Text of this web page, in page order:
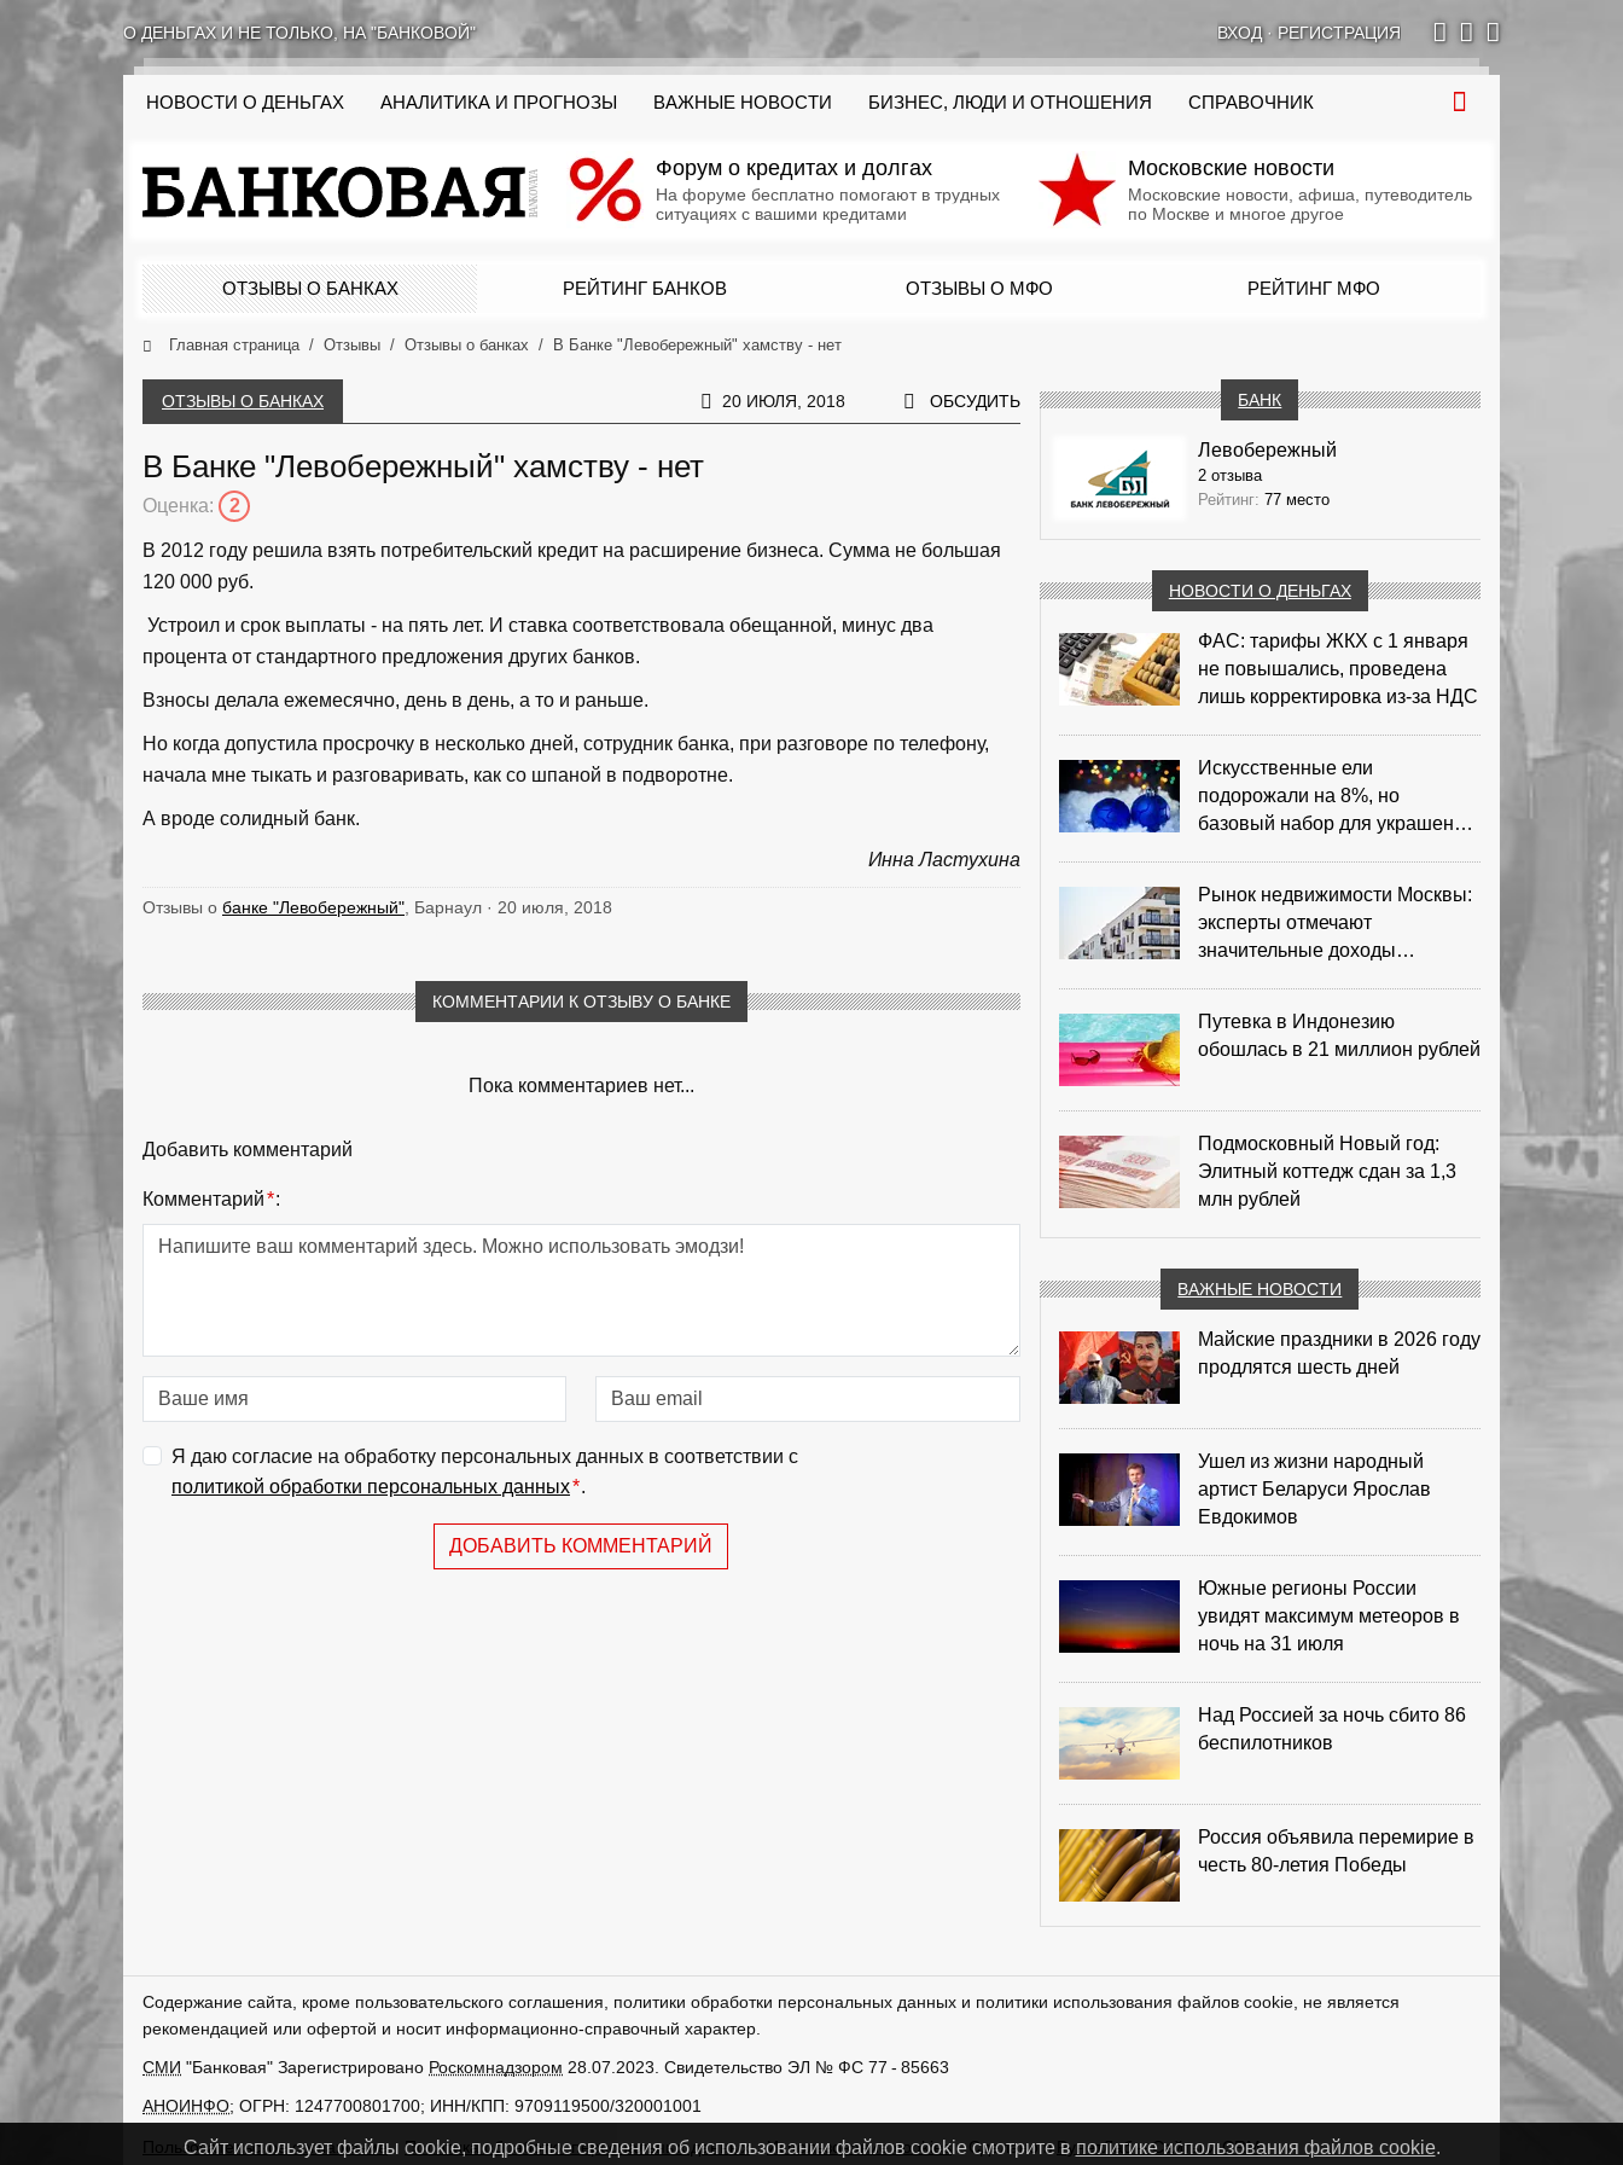
О ДЕНЬГАХ И НЕ ТОЛЬКО, НА "БАНКОВОЙ" ВХОД· РЕГИСТРАЦИЯ
НОВОСТИ О ДЕНЬГАХ АНАЛИТИКА И ПРОГНОЗЫ ВАЖНЫЕ НОВОСТИ БИЗНЕС, ЛЮДИ И ОТНОШЕНИЯ СПРАВОЧНИК
Форум о кредитах и долгах
На форуме бесплатно помогают в трудных
ситуациях с вашими кредитами
Московские новости
Московские новости, афиша, путеводитель
по Москве и многое другое
ОТЗЫВЫ О БАНКАХ РЕЙТИНГ БАНКОВ ОТЗЫВЫ О МФО РЕЙТИНГ МФО
Главная страница Отзывы Отзывы о банках В Банке "Левобережный" хамству - нет
ОТЗЫВЫ О БАНКАХ 20 ИЮЛЯ, 2018 ОБСУДИТЬ
В Банке "Левобережный" хамству - нет
Оценка: 2
В 2012 году решила взять потребительский кредит на расширение бизнеса. Сумма не большая
120 000 руб.
Устроил и срок выплаты - на пять лет. И ставка соответствовала обещанной, минус два
процента от стандартного предложения других банков.
Взносы делала ежемесячно, день в день, а то и раньше.
Но когда допустила просрочку в несколько дней, сотрудник банка, при разговоре по телефону,
начала мне тыкать и разговаривать, как со шпаной в подворотне.
А вроде солидный банк.
Инна Ластухина
Отзывы о банке "Левобережный" , Барнаул · 20 июля, 2018
КОММЕНТАРИИ К ОТЗЫВУ О БАНКЕ
Пока комментариев нет...
Добавить комментарий
Комментарий*:
Я даю согласие на обработку персональных данных в соответствии с
политикой обработки персональных данных*.
ДОБАВИТЬ КОММЕНТАРИЙ
БАНК
Левобережный
2 отзыва
Рейтинг: 77 место
НОВОСТИ О ДЕНЬГАХ
ФАС: тарифы ЖКХ с 1 января
не повышались, проведена
лишь корректировка из‑за НДС
Искусственные ели
подорожали на 8%, но
базовый набор для украшения
Рынок недвижимости Москвы:
эксперты отмечают
значительные доходы
Путевка в Индонезию
обошлась в 21 миллион рублей
Подмосковный Новый год:
Элитный коттедж сдан за 1,3
млн рублей
ВАЖНЫЕ НОВОСТИ
Майские праздники в 2026 году
продлятся шесть дней
Ушел из жизни народный
артист Беларуси Ярослав
Евдокимов
Южные регионы России
увидят максимум метеоров в
ночь на 31 июля
Над Россией за ночь сбито 86
беспилотников
Россия объявила перемирие в
честь 80-летия Победы
Содержание сайта, кроме пользовательского соглашения, политики обработки персональных данных и политики использования файлов cookie, не является
рекомендацией или офертой и носит информационно-справочный характер.
СМИ "Банковая" Зарегистрировано Роскомнадзором 28.07.2023. Свидетельство ЭЛ № ФС 77 - 85663
АНОИНФО; ОГРН: 1247700801700; ИНН/КПП: 9709119500/320001001
Пользовательское соглашение Политика обработки персональных данных Использование cookies Сделано вРунетЛаб – Сайты и CRM
Сайт использует файлы cookie, подробные сведения об использовании файлов cookie смотрите вполитике использования файлов cookie.